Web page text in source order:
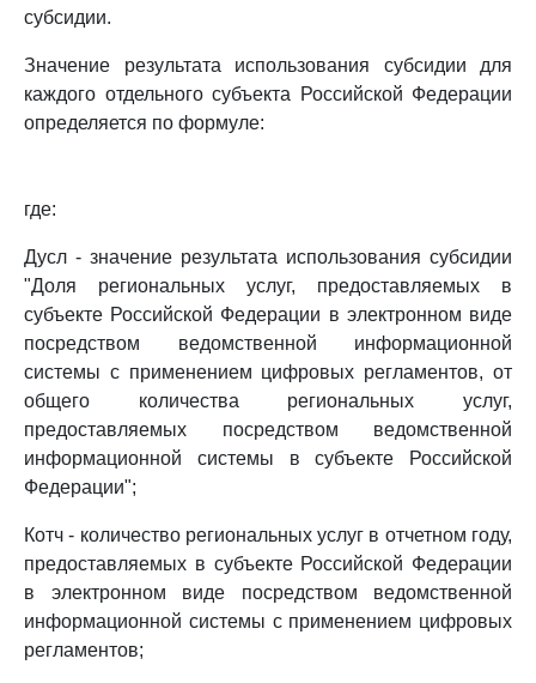
субсидии.
Значение результата использования субсидии для
каждого отдельного субъекта Российской Федерации
определяется по формуле:
где:
Дусл - значение результата использования субсидии
"Доля региональных услуг, предоставляемых в
субъекте Российской Федерации в электронном виде
посредством ведомственной информационной
системы с применением цифровых регламентов, от
общего количества региональных услуг,
предоставляемых посредством ведомственной
информационной системы в субъекте Российской
Федерации";
Котч - количество региональных услуг в отчетном году,
предоставляемых в субъекте Российской Федерации
в электронном виде посредством ведомственной
информационной системы с применением цифровых
регламентов;